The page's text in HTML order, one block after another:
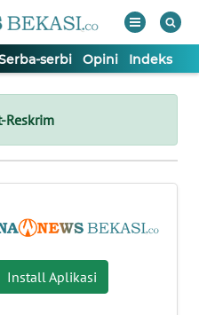
serbi Opini Indeks
Reskrim
Install Aplikasi